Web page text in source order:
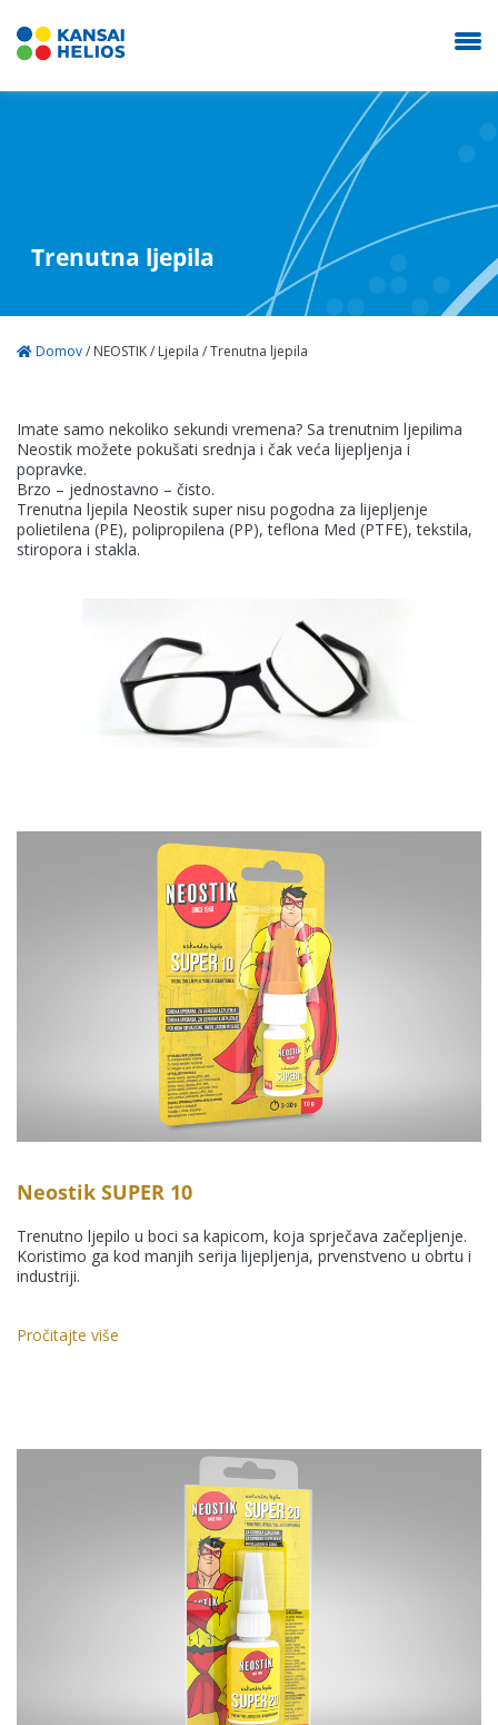
Trenutna ljepila
Domov/ NEOSTIK/ Ljepila /Trenutna ljepila
Imate samo nekoliko sekundi vremena? Sa trenutnim ljepilima
Neostik možete pokušati srednja i čak veća lijepljenja i
popravke.
Brzo – jednostavno – čisto.
Trenutna ljepila Neostik super nisu pogodna za lijepljenje
polietilena (PE), polipropilena (PP), teflona Med (PTFE), tekstila,
stiropora i stakla.
Neostik SUPER 10
Trenutno ljepilo u boci sa kapicom, koja sprječava začepljenje.
Koristimo ga kod manjih serija lijepljenja, prvenstveno u obrtu i
industriji.
Pročitajte više
O nama
Proizvodi
NEOSTIK
KANSAI HELIOS Kemostik d.o.o
Mekinje, Molkova pot 16